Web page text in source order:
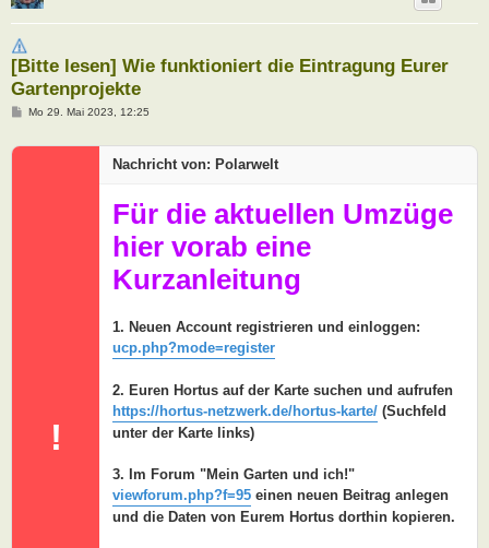
[Bitte lesen] Wie funktioniert die Eintragung Eurer
Gartenprojekte
B
t
Mo 29. Mai 2023, 12:25
!
Nachricht von: Polarwelt
Für die aktuellen Umzüge
hier vorab eine
Kurzanleitung
1. Neuen Account registrieren und einloggen:
ucp.php?mode=register
2. Euren Hortus auf der Karte suchen und aufrufen
https://hortus-netzwerk.de/hortus-karte/ (Suchfeld
unter der Karte links)
3. Im Forum "Mein Garten und ich!"
viewforum.php?f=95 einen neuen Beitrag anlegen
und die Daten von Eurem Hortus dorthin kopieren.